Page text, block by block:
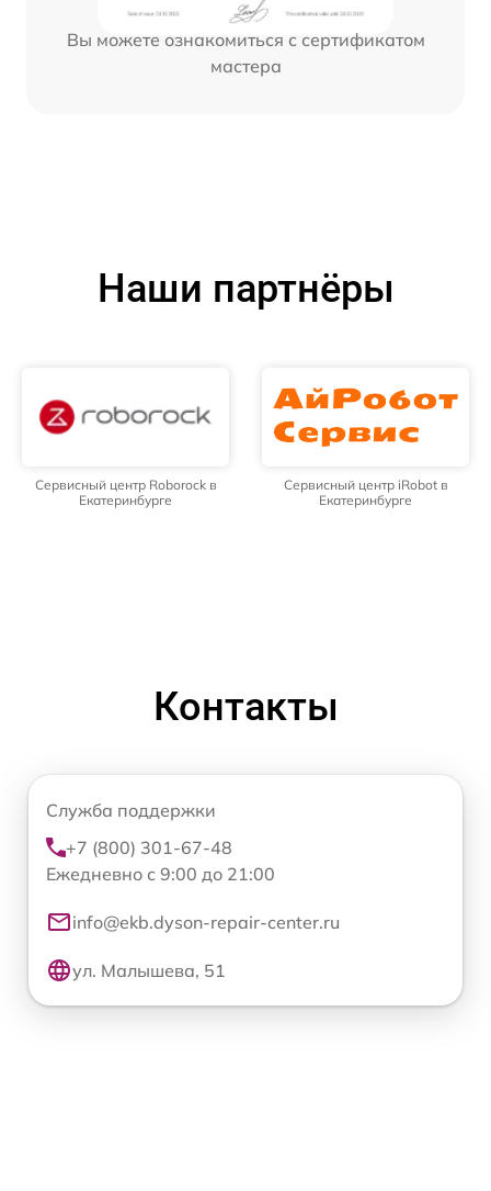
Вы можете ознакомиться с сертификатом
мастера
Наши партнёры
Сервисный центр Roborock в
Екатеринбурге
Сервисный центр iRobot в
Екатеринбурге
Контакты
Служба поддержки
+7 (800) 301-67-48
Ежедневно с 9:00 до 21:00
info@ekb.dyson-repair-center.ru
ул. Малышева, 51